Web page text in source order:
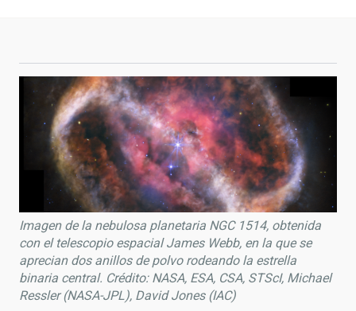
Imagen de la nebulosa planetaria NGC 1514, obtenida
con el telescopio espacial James Webb, en la que se
aprecian dos anillos de polvo rodeando la estrella
binaria central. Crédito: NASA, ESA, CSA, STScI, Michael
Ressler (NASA-JPL), David Jones (IAC)